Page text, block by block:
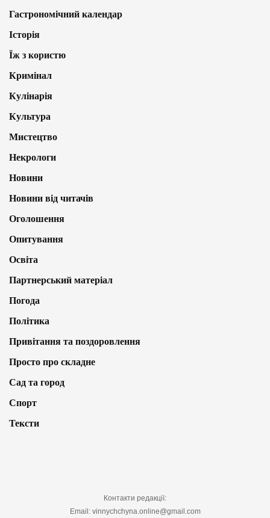
Гастрономічний календар
Історія
Їж з користю
Кримінал
Кулінарія
Культура
Мистецтво
Некрологи
Новини
Новини від читачів
Оголошення
Опитування
Освіта
Партнерський матеріал
Погода
Політика
Привітання та поздоровлення
Просто про складне
Сад та город
Спорт
Тексти
Контакти редакції:
Email: vinnychchyna.online@gmail.com